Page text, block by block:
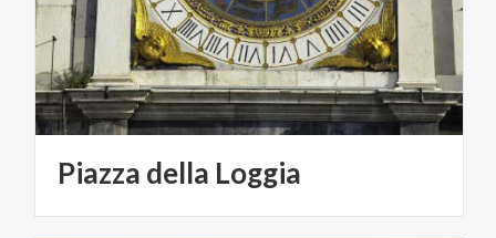
Piazza della Loggia